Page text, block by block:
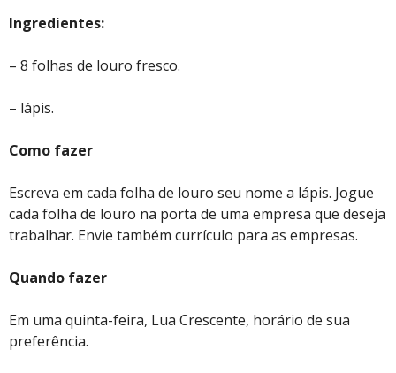
Ingredientes:
– 8 folhas de louro fresco.
– lápis.
Como fazer
Escreva em cada folha de louro seu nome a lápis. Jogue
cada folha de louro na porta de uma empresa que deseja
trabalhar. Envie também currículo para as empresas.
Quando fazer
Em uma quinta-feira, Lua Crescente, horário de sua
preferência.